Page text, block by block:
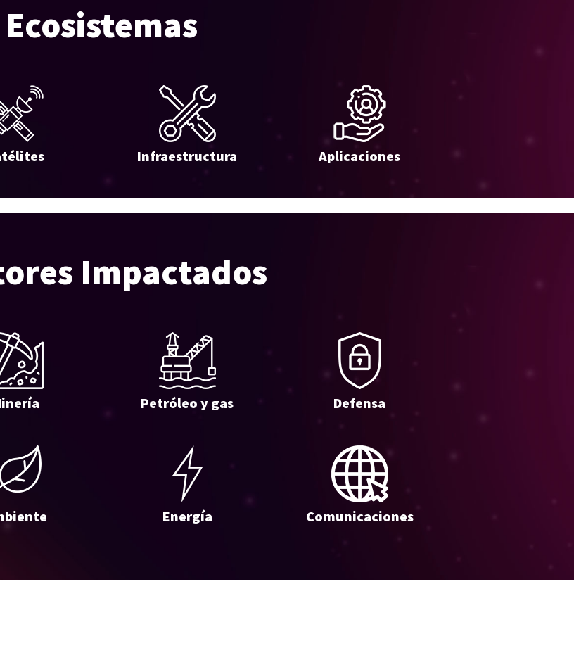
Ecosistemas
Infraestructura Aplicaciones
Impactados
Petróleo y gas Defensa
Energía Comunicaciones